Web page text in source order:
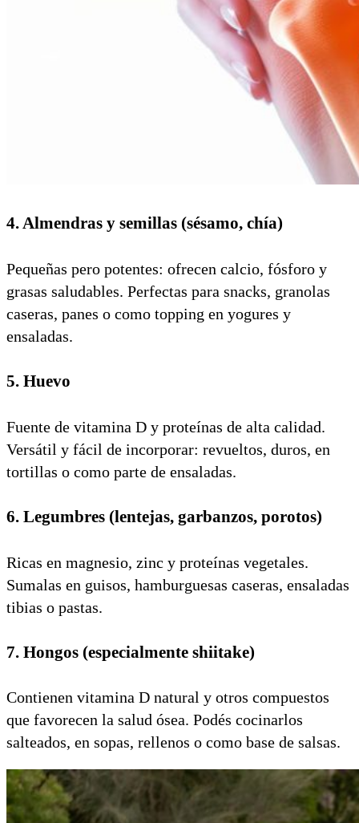
4. Almendras y semillas (sésamo, chía)
Pequeñas pero potentes: ofrecen calcio, fósforo y
grasas saludables. Perfectas para snacks, granolas
caseras, panes o como topping en yogures y
ensaladas.
5. Huevo
Fuente de vitamina D y proteínas de alta calidad.
Versátil y fácil de incorporar: revueltos, duros, en
tortillas o como parte de ensaladas.
6. Legumbres (lentejas, garbanzos, porotos)
Ricas en magnesio, zinc y proteínas vegetales.
Sumalas en guisos, hamburguesas caseras, ensaladas
tibias o pastas.
7. Hongos (especialmente shiitake)
Contienen vitamina D natural y otros compuestos
que favorecen la salud ósea. Podés cocinarlos
salteados, en sopas, rellenos o como base de salsas.